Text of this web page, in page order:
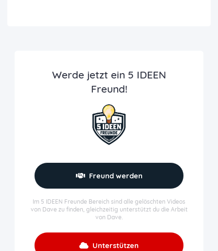
Werde jetzt ein 5 IDEEN
Freund!
Freund werden
Im 5 IDEEN Freunde Bereich sind alle gelöschten Videos
von Dave zu finden, gleichzeitig unterstützt du die Arbeit
von Dave.
Unterstützen